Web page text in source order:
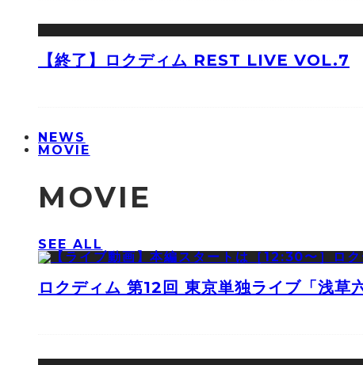
【終了】ロクディム REST LIVE VOL.7
NEWS
MOVIE
MOVIE
SEE ALL
ロクディム 第12回 東京単独ライブ「浅草六